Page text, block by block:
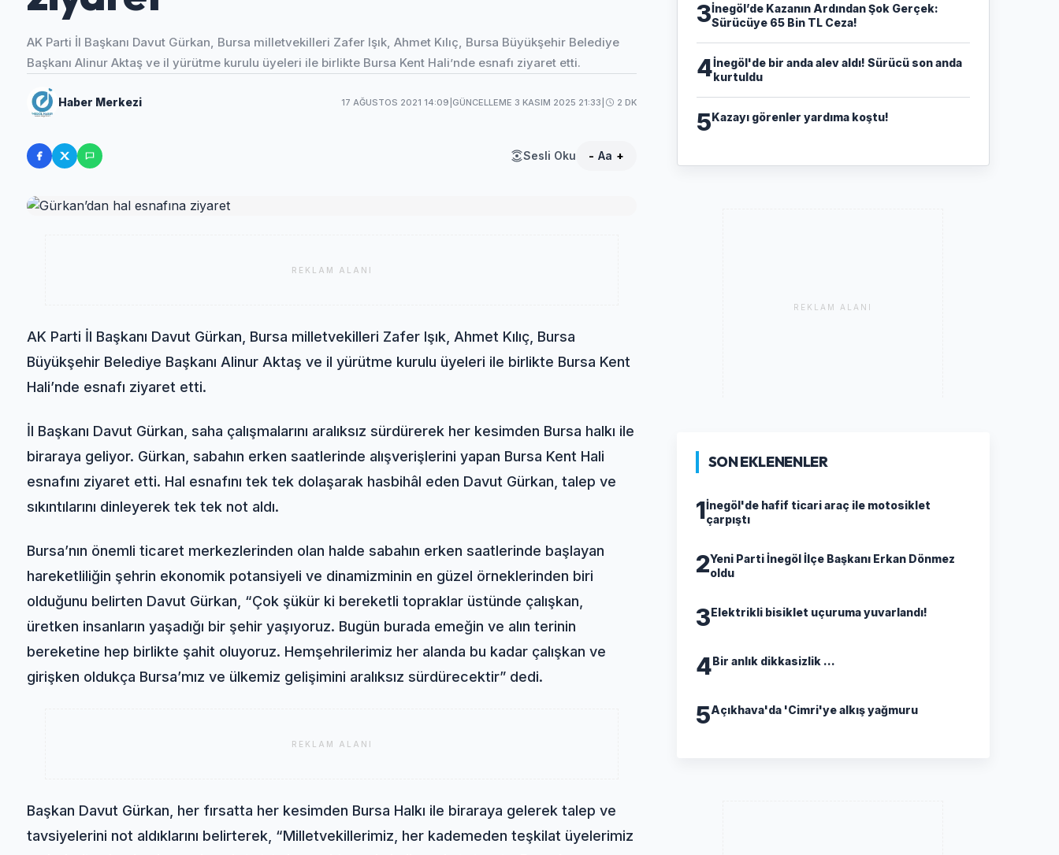
AK Parti İl Başkanı Davut Gürkan, Bursa milletvekilleri Zafer Işık, Ahmet Kılıç, Bursa Büyükşehir Belediye
Başkanı Alinur Aktaş ve il yürütme kurulu üyeleri ile birlikte Bursa Kent Hali’nde esnafı ziyaret etti.
Haber Merkezi 17 AĞUSTOS 2021 14:09 GÜNCELLEME 3 KASIM 2025 21:33 2 DK
Sesli Oku - Aa +
REKLAM ALANI
AK Parti İl Başkanı Davut Gürkan, Bursa milletvekilleri Zafer Işık, Ahmet Kılıç, Bursa
Büyükşehir Belediye Başkanı Alinur Aktaş ve il yürütme kurulu üyeleri ile birlikte Bursa Kent
Hali’nde esnafı ziyaret etti.
İl Başkanı Davut Gürkan, saha çalışmalarını aralıksız sürdürerek her kesimden Bursa halkı ile
biraraya geliyor. Gürkan, sabahın erken saatlerinde alışverişlerini yapan Bursa Kent Hali
esnafını ziyaret etti. Hal esnafını tek tek dolaşarak hasbihâl eden Davut Gürkan, talep ve
sıkıntılarını dinleyerek tek tek not aldı.
Bursa’nın önemli ticaret merkezlerinden olan halde sabahın erken saatlerinde başlayan
hareketliliğin şehrin ekonomik potansiyeli ve dinamizminin en güzel örneklerinden biri
olduğunu belirten Davut Gürkan, “Çok şükür ki bereketli topraklar üstünde çalışkan,
üretken insanların yaşadığı bir şehir yaşıyoruz. Bugün burada emeğin ve alın terinin
bereketine hep birlikte şahit oluyoruz. Hemşehrilerimiz her alanda bu kadar çalışkan ve
girişken oldukça Bursa’mız ve ülkemiz gelişimini aralıksız sürdürecektir” dedi.
REKLAM ALANI
Başkan Davut Gürkan, her fırsatta her kesimden Bursa Halkı ile biraraya gelerek talep ve
tavsiyelerini not aldıklarını belirterek, “Milletvekillerimiz, her kademeden teşkilat üyelerimiz
3​İnegöl’de Kazanın Ardından Şok Gerçek:
Sürücüye 65 Bin TL Ceza!
4İnegöl'de bir anda alev aldı! Sürücü son anda
kurtuldu
5Kazayı görenler yardıma koştu!
REKLAM ALANI
SON EKLENENLER
1İnegöl'de hafif ticari araç ile motosiklet
çarpıştı
2Yeni Parti İnegöl İlçe Başkanı Erkan Dönmez
oldu
3Elektrikli bisiklet uçuruma yuvarlandı!
4Bir anlık dikkasizlik ...
5Açıkhava'da 'Cimri'ye alkış yağmuru